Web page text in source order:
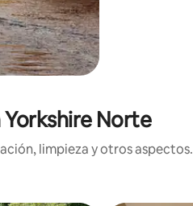
Norte
limpieza y otros aspectos.